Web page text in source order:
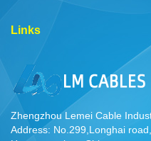
Links
Zhengzhou Lemei Cable
Address: No.299,Longhai